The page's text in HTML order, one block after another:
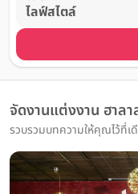
จัดงานแต่งงาน ฮาลา
รวบรวมบทความให้คุณไว้ที่เ